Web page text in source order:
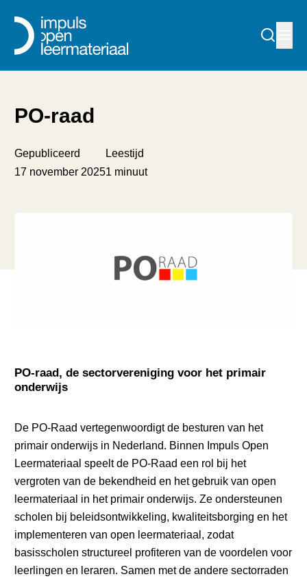
PO-raad
Gepubliceerd
17 november 2025
Leestijd
1 minuut
PO-raad, de sectorvereniging voor het primair
onderwijs
De PO-Raad vertegenwoordigt de besturen van het
primair onderwijs in Nederland. Binnen Impuls Open
Leermateriaal speelt de PO-Raad een rol bij het
vergroten van de bekendheid en het gebruik van open
leermateriaal in het primair onderwijs. Ze ondersteunen
scholen bij beleidsontwikkeling, kwaliteitsborging en het
implementeren van open leermateriaal, zodat
basisscholen structureel profiteren van de voordelen voor
leerlingen en leraren. Samen met de andere sectorraden